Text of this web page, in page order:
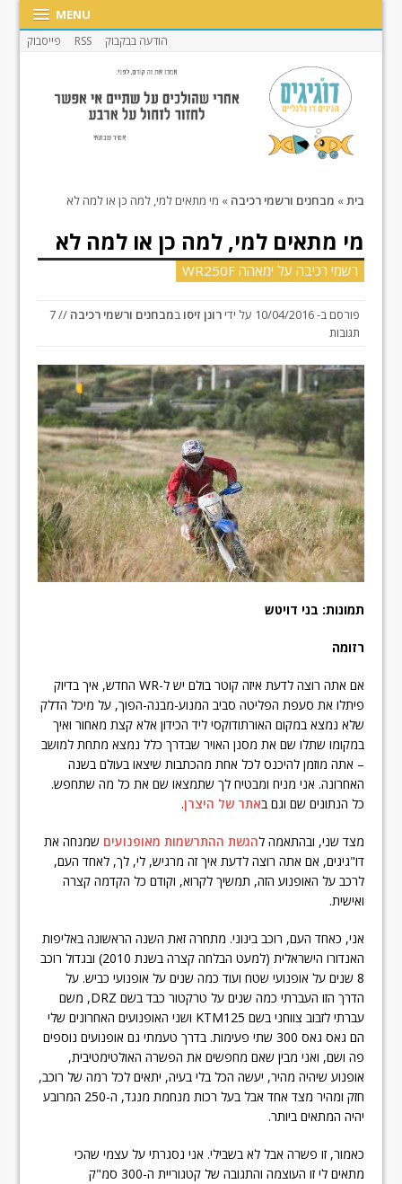
MENU
הודעה בבקבוק RSS פייסבוק
בית» מבחנים ורשמי רכיבה » מי מתאים למי, למה כן או למה לא
מי מתאים למי, למה כן או למה לא
רשמי רכיבה על ימאהה WR250F
פורסם ב-10/04/2016 על ידירונן זיסו במבחנים ורשמי רכיבה
// 7
תגובות
תמונות: בני דויטש
רזומה
אם אתה רוצה לדעת איזה קוטר בולם יש ל-WR החדש, איך בדיוק
פיתלו את סעפת הפליטה סביב המנוע-מבנה-הפוך, על מיכל הדלק
שלא נמצא במקום האורתודוקסי ליד הכידון אלא קצת מאחור ואיך
במקומו שתלו שם את מסנן האויר שבדרך כלל נמצא מתחת למושב
– אתה מוזמן להיכנס לכל אחת מהכתבות שיצאו בעולם בשנה
האחרונה. אני מניח ומבטיח לך שתמצאו שם את כל מה שתחפש.
כל הנתונים שם וגם באתר של היצרן.
מצד שני, ובהתאמה להגשת ההתרשמות מאופנועים שמנחה את
דו"גיגים, אם אתה רוצה לדעת איך זה מרגיש, לי, לך, לאחד העם,
לרכב על האופנוע הזה, תמשיך לקרוא, וקודם כל הקדמה קצרה
ואישית.
אני, כאחד העם, רוכב בינוני. מתחרה זאת השנה הראשונה באליפות
האנדורו הישראלית (למעט הבלחה קצרה בשנת 2010) ובגדול רוכב
8 שנים על אופנועי שטח ועוד כמה שנים על אופנועי כביש. על
הדרך הזו העברתי כמה שנים על טרקטור כבד בשם DRZ, משם
עברתי לזבוב צווחני בשם KTM125 ושני האופנועים האחרונים שלי
הם גאס גאס 300 שתי פעימות. בדרך טעמתי גם אופנועים נוספים
פה ושם, ואני מבין שאם מחפשים את הפשרה האולטימטיבית,
אופנוע שיהיה מהיר, יעשה הכל בלי בעיה, יתאים לכל רמה של רוכב,
חזק ומהיר מצד אחד אבל בעל רכות מנחמת מנגד, ה-250 המרובע
יהיה המתאים ביותר.
כאמור, זו פשרה אבל לא בשבילי. אני נסגרתי על עצמי שהכי
מתאים לי זו העוצמה והתגובה של קטגוריית ה-300 סמ"ק